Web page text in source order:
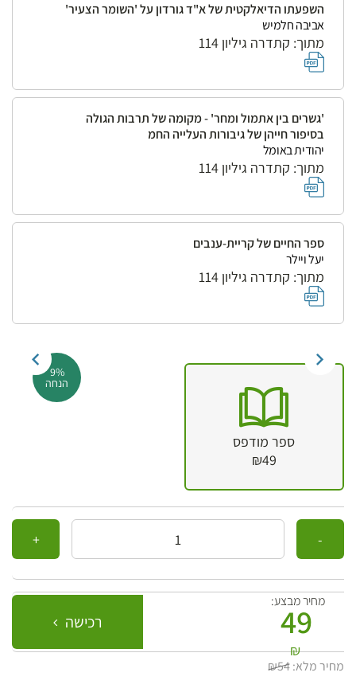
השפעתו הדיאלקטית של א"ד גורדון על 'השומר הצעיר'
אביבה חלמיש
מתוך: קתדרה גיליון 114
'גשרים בין אתמול ומחר' - מקומה של תרבות הגולה
בסיפור חייהן של גיבורות העלייה החמ
יהודית באומל
מתוך: קתדרה גיליון 114
ספר החיים של קריית-ענבים
יעל ויילר
מתוך: קתדרה גיליון 114
9%
הנחה
ספר מודפס
₪49
כמות
מחיר מבצע:
49
₪
רכישה
מחיר מלא:₪54